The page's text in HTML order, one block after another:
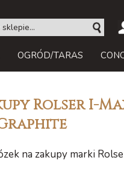
OGRÓD/TARAS
Rolser I-
na zakupy marki